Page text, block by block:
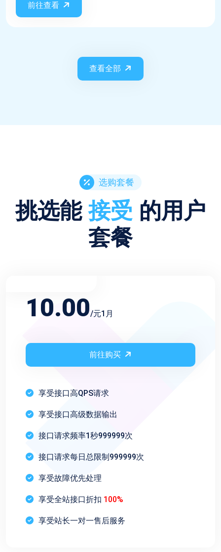
前往查看
查看全部
选购套餐
挑选能接受 的用户
套餐
10.00/元1月
前往购买
享受接口高QPS请求
享受接口高级数据输出
接口请求频率1秒999999次
接口请求每日总限制999999次
享受故障优先处理
享受全站接口折扣 100%
享受站长一对一售后服务